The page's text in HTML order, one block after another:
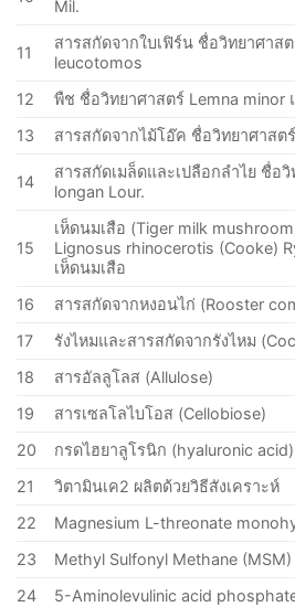
Mil.
11
สารสกัดจากใบเฟิร์น ชื่อวิทยาศาส
leucotomos
12
พืช ชื่อวิทยาศาสตร์ Lemna minor
13
สารสกัดจากไม้โอ๊ค ชื่อวิทยาศาสต
14
สารสกัดเมล็ดและเปลือกลำไย ชื่อ
longan Lour.
15
เห็ดนมเสือ (Tiger milk
Lignosus rhinocerotis (Cooke)
เห็ดนมเสือ
16
สารสกัดจากหงอนไก่ (Rooster
17
รังไหมและสารสกัดจากรังไหม
18
สารอัลลูโลส (Allulose)
19
สารเซลโลไบโอส (Cellobiose)
20
กรดไฮยาลูโรนิก (hyaluronic acid)
21
วิตามินเค2 ผลิตด้วยวิธีสังเคราะห์
22
Magnesium L-threonate
23
Methyl Sulfonyl Methane (MSM)
24
5-Aminolevulinic acid